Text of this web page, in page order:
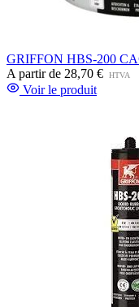
GRIFFON HBS-200
A partir de 28,70 € HTVA
Voir le produit